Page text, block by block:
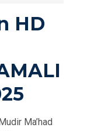
HD
Ma’had